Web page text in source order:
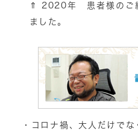
⇑ 2020年 患者様のご
ました。
・コロナ禍、大人だけで